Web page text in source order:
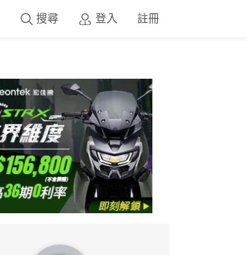
登入 註冊
搜尋